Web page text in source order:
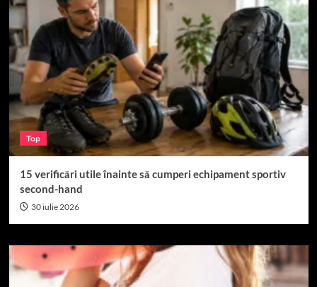
Top
15 verificări utile înainte să cumperi echipament sportiv
second-hand
30 iulie 2026